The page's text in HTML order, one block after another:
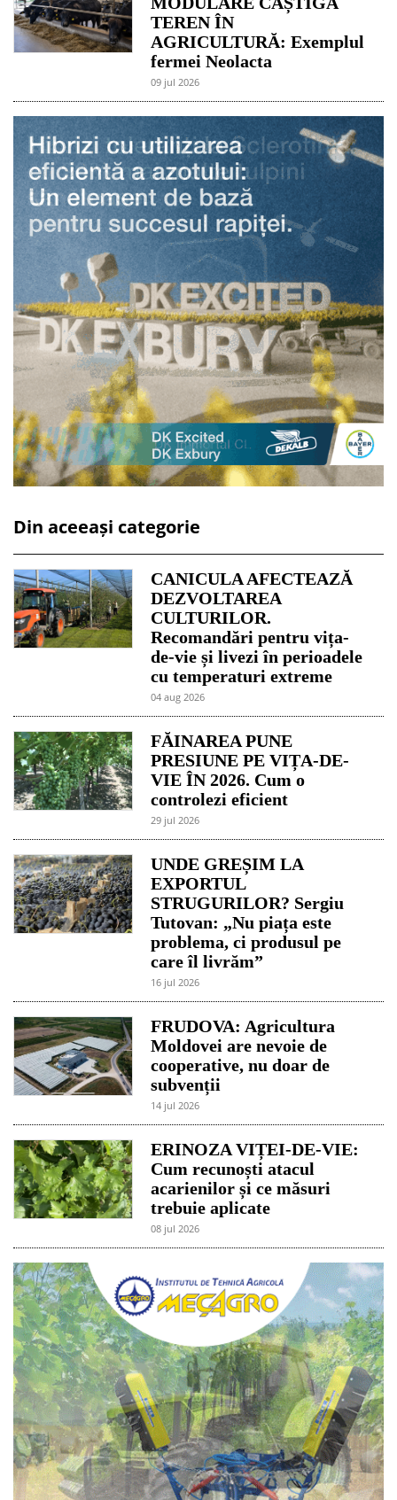
TEREN ÎN
AGRICULTURĂ: Exemplul
fermei Neolacta
09 jul 2026
Din aceeași categorie
CANICULA AFECTEAZĂ
DEZVOLTAREA
CULTURILOR.
Recomandări pentru vița-
de-vie și livezi în perioadele
cu temperaturi extreme
04 aug 2026
FĂINAREA PUNE
PRESIUNE PE VIȚA-DE-
VIE ÎN 2026. Cum o
controlezi eficient
29 jul 2026
UNDE GREȘIM LA
EXPORTUL
STRUGURILOR? Sergiu
Tutovan: „Nu piața este
problema, ci produsul pe
care îl livrăm”
16 jul 2026
FRUDOVA: Agricultura
Moldovei are nevoie de
cooperative, nu doar de
subvenții
14 jul 2026
ERINOZA VIȚEI-DE-VIE:
Cum recunoști atacul
acarienilor și ce măsuri
trebuie aplicate
08 jul 2026